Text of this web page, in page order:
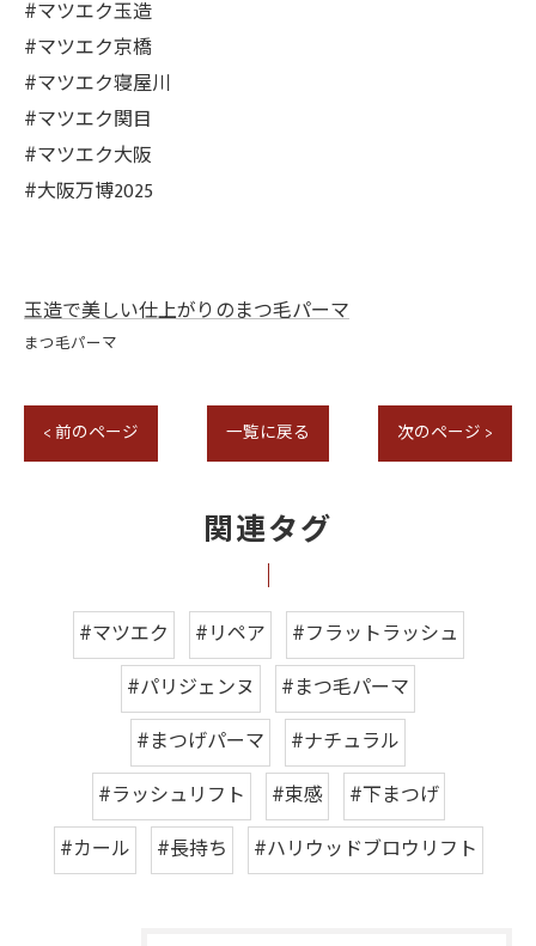
#マツエク玉造
#マツエク京橋
#マツエク寝屋川
#マツエク関目
#マツエク大阪
#大阪万博2025
玉造で美しい仕上がりのまつ毛パーマ
まつ毛パーマ
< 前のページ 一覧に戻る 次のページ >
関連タグ
#マツエク #リペア
#フラットラッシュ
#パリジェンヌ
#まつ毛パーマ
#まつげパーマ
#ナチュラル
#ラッシュリフト
#束感
#下まつげ
#カール
#長持ち #ハリウッドブロウリフト